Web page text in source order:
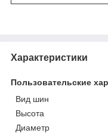
Характеристики
Пользовательские
Вид шин
Высота
Диаметр